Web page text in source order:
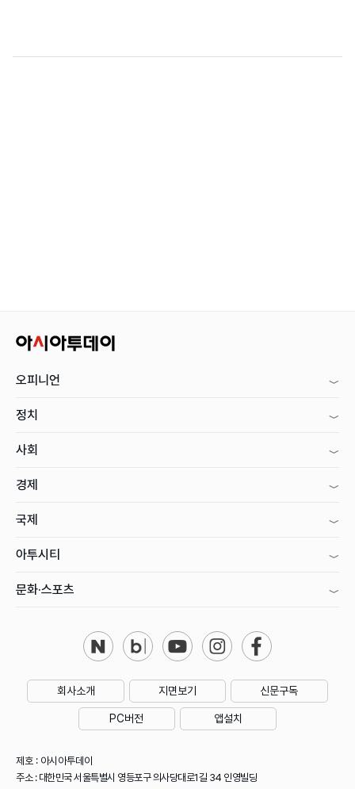
오피니언
정치
사회
경제
국제
아투시티
문화·스포츠
회사소개 지면보기 신문구독
PC버전 앱설치
제호 : 아시아투데이
주소 : 대한민국 서울특별시 영등포구 의사당대로1길 34 인영빌딩